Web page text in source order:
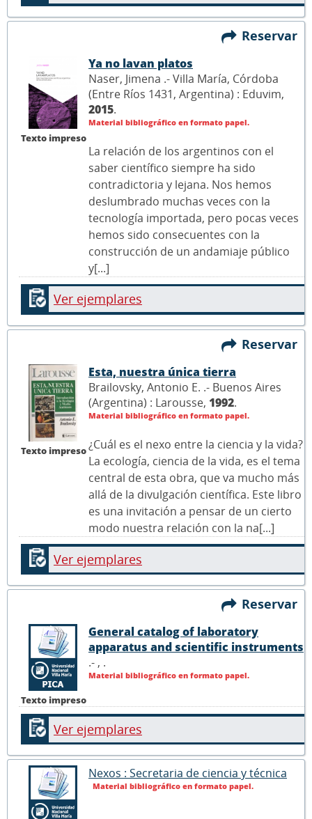
Reservar
Texto impreso
Ya no lavan platos
Naser, Jimena .- Villa María, Córdoba
(Entre Ríos 1431, Argentina) : Eduvim,
2015.
Material bibliográfico en formato papel.
La relación de los argentinos con el
saber científico siempre ha sido
contradictoria y lejana. Nos hemos
deslumbrado muchas veces con la
tecnología importada, pero pocas veces
hemos sido consecuentes con la
construcción de un andamiaje público
y[...]
Ver ejemplares
Reservar
Texto impreso
Esta, nuestra única tierra
Brailovsky, Antonio E. .- Buenos Aires
(Argentina) : Larousse, 1992.
Material bibliográfico en formato papel.
¿Cuál es el nexo entre la ciencia y la vida?
La ecología, ciencia de la vida, es el tema
central de esta obra, que va mucho más
allá de la divulgación científica. Este libro
es una invitación a pensar de un cierto
modo nuestra relación con la na[...]
Ver ejemplares
Reservar
Texto impreso
General catalog of laboratory
apparatus and scientific instruments
.- , .
Material bibliográfico en formato papel.
Ver ejemplares
Nexos : Secretaria de ciencia y técnica
Material bibliográfico en formato papel.